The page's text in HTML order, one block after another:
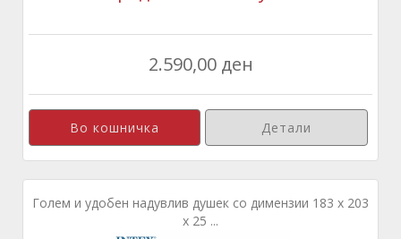
2.590,00 ден
Детали
Голем и удобен надувлив душек со димензии 183 x 203
x 25 ...